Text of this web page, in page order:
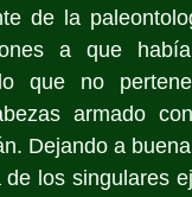
de la
a que
que no
armado
Dejando a
de los singulares